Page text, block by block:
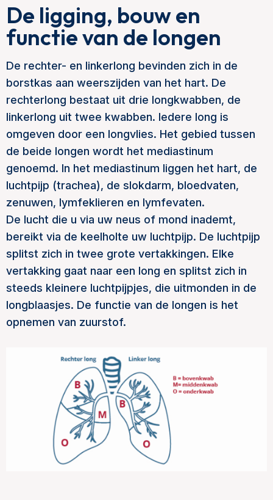
De ligging, bouw en
functie van de longen
De rechter- en linkerlong bevinden zich in de
borstkas aan weerszijden van het hart. De
rechterlong bestaat uit drie longkwabben, de
linkerlong uit twee kwabben. Iedere long is
omgeven door een longvlies. Het gebied tussen
de beide longen wordt het mediastinum
genoemd. In het mediastinum liggen het hart, de
luchtpijp (trachea), de slokdarm, bloedvaten,
zenuwen, lymfeklieren en lymfevaten.
De lucht die u via uw neus of mond inademt,
bereikt via de keelholte uw luchtpijp. De luchtpijp
splitst zich in twee grote vertakkingen. Elke
vertakking gaat naar een long en splitst zich in
steeds kleinere luchtpijpjes, die uitmonden in de
longblaasjes. De functie van de longen is het
opnemen van zuurstof.